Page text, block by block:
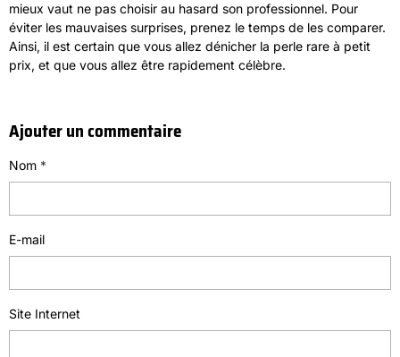
mieux vaut ne pas choisir au hasard son professionnel. Pour
éviter les mauvaises surprises, prenez le temps de les comparer.
Ainsi, il est certain que vous allez dénicher la perle rare à petit
prix, et que vous allez être rapidement célèbre.
Ajouter un commentaire
Nom
E-mail
Site Internet